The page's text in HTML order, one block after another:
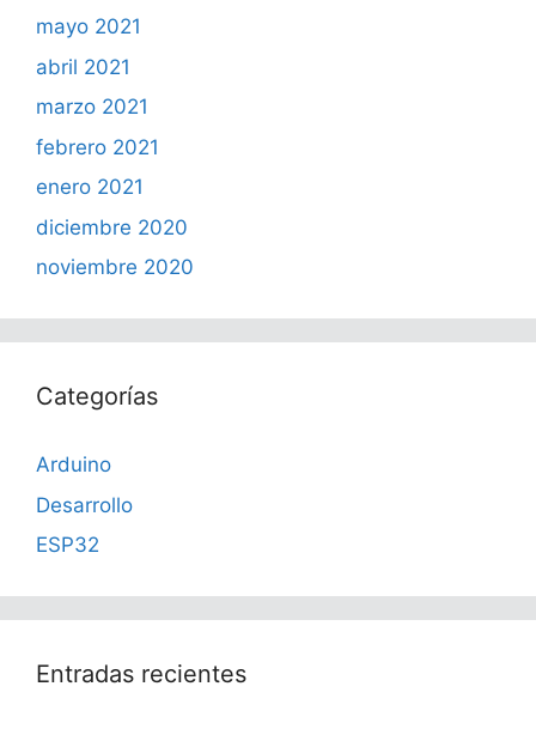
mayo 2021
abril 2021
marzo 2021
febrero 2021
enero 2021
diciembre 2020
noviembre 2020
Categorías
Arduino
Desarrollo
ESP32
Entradas recientes